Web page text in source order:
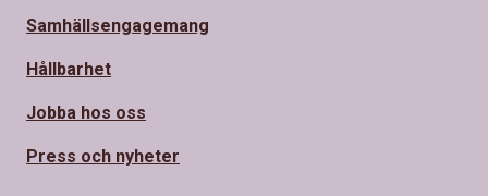
Samhällsengagemang
Hållbarhet
Jobba hos oss
Press och nyheter